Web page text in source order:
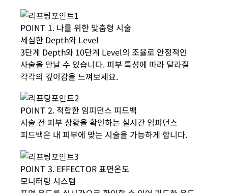
POINT 1. 나를 위한 맞춤형 시술
세심한 Depth와 Level
3단계 Depth와 10단계 Level의 조율로 안정적인
사술을 만날 수 있습니다. 피부 특성에 따라 달라질
각각의 깊이감을 느껴보세요.
POINT 2. 적합한 임피던스 피드백
시술 전 피부 상황을 확인하는 실시간 임피던스
피드백은 내 피부에 맞는 시술을 가능하게 합니다.
POINT 3. EFFECTOR 표면온도
모니터링 시스템